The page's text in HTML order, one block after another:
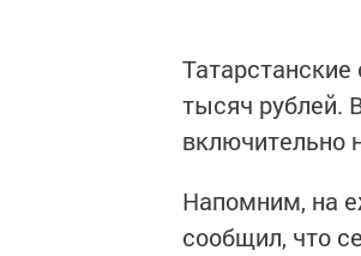
тысяч рублей.
включительно
Напомним, на
сообщил, что